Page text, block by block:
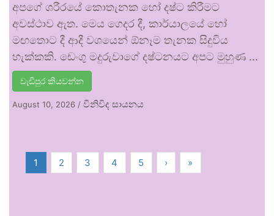
අපගේ ශරීරයේ කොතැනක හෝ දෂ්ට කිරීමට
අවස්ථාව ඇත. මෙය ගෙදර දී, කාර්යාලයේ හෝ
මඟතොට දී ආදී වශයෙන් ඕනෑම තැනක සිදුවිය
හැක්කකි. ඩෙංගු මදුරුවාගේ දෂ්ටනයට අපට මුහුණ …
වැඩිපුර කියවන්න
August 10, 2026 / විනිවිද සායනය
1 2 3 4 5 › »